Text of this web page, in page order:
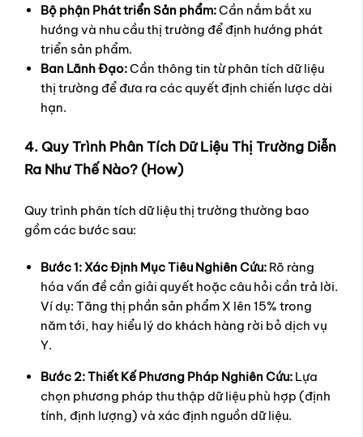
Bộ phận Phát triển Sản phẩm:Cần nắm bắt xu
hướng và nhu cầu thị trường để định hướng phát
triển sản phẩm.
Ban Lãnh Đạo:Cần thông tin từ phân tích dữ liệu
thị trường để đưa ra các quyết định chiến lược dài
hạn.
4. Quy Trình Phân Tích Dữ Liệu Thị Trường Diễn
Ra Như Thế Nào? (How)
Quy trình phân tích dữ liệu thị trường thường bao
gồm các bước sau:
Bước 1: Xác Định Mục Tiêu Nghiên Cứu: Rõ ràng
hóa vấn đề cần giải quyết hoặc câu hỏi cần trả lời.
Ví dụ: Tăng thị phần sản phẩm X lên 15% trong
năm tới, hay hiểu lý do khách hàng rời bỏ dịch vụ
Y.
Bước 2: Thiết Kế Phương Pháp Nghiên Cứu: Lựa
chọn phương pháp thu thập dữ liệu phù hợp (định
tính, định lượng) và xác định nguồn dữ liệu.